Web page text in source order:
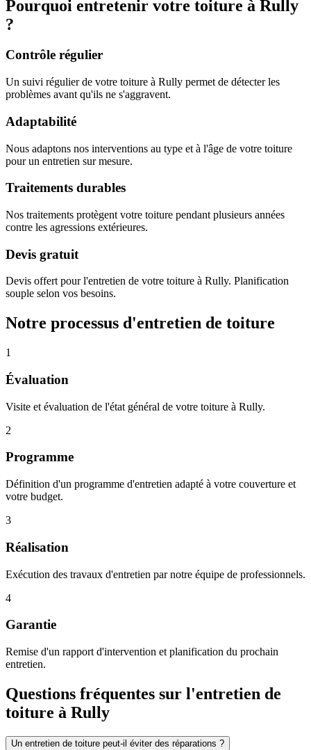
Pourquoi entretenir votre toiture à Rully
?
Contrôle régulier
Un suivi régulier de votre toiture à Rully permet de détecter les
problèmes avant qu'ils ne s'aggravent.
Adaptabilité
Nous adaptons nos interventions au type et à l'âge de votre toiture
pour un entretien sur mesure.
Traitements durables
Nos traitements protègent votre toiture pendant plusieurs années
contre les agressions extérieures.
Devis gratuit
Devis offert pour l'entretien de votre toiture à Rully. Planification
souple selon vos besoins.
Notre processus d'entretien de toiture
1
Évaluation
Visite et évaluation de l'état général de votre toiture à Rully.
2
Programme
Définition d'un programme d'entretien adapté à votre couverture et
votre budget.
3
Réalisation
Exécution des travaux d'entretien par notre équipe de professionnels.
4
Garantie
Remise d'un rapport d'intervention et planification du prochain
entretien.
Questions fréquentes sur l'entretien de
toiture à Rully
Un entretien de toiture peut-il éviter des réparations ?